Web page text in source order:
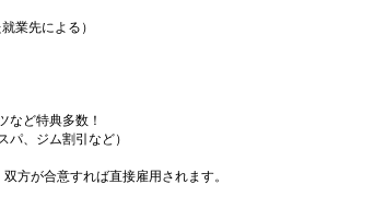
業先による）
など特典多数！
パ、ジム割引など）
方が合意すれば直接雇用されます。